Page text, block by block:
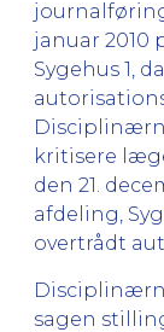
januar 2010
Sygehus 1,
kritisere
den 21.
afdeling,
overtrådt
sagen